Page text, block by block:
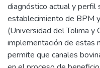
diagnóstico actual y perfil
establecimiento de BPM
(Universidad del Tolima y
implementación de estas
permite que canales